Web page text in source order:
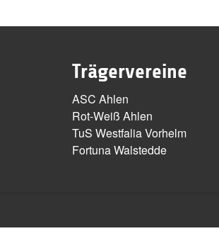
Trägervereine
ASC Ahlen
Rot-Weiß Ahlen
TuS Westfalia Vorhelm
Fortuna Walstedde